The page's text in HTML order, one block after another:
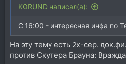
KORUND написал(а):
С 16:00 - интересная инфа по
На эту тему есть 2х-сер.
против Скутера Брауна: